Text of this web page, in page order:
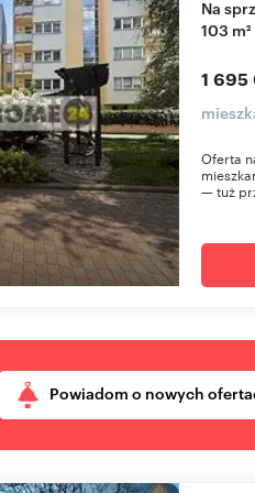
Na sprzedaż przestronne 4-pokojowe mieszkanie
103
1 695
Oferta
— tuż
Powiadom o nowych